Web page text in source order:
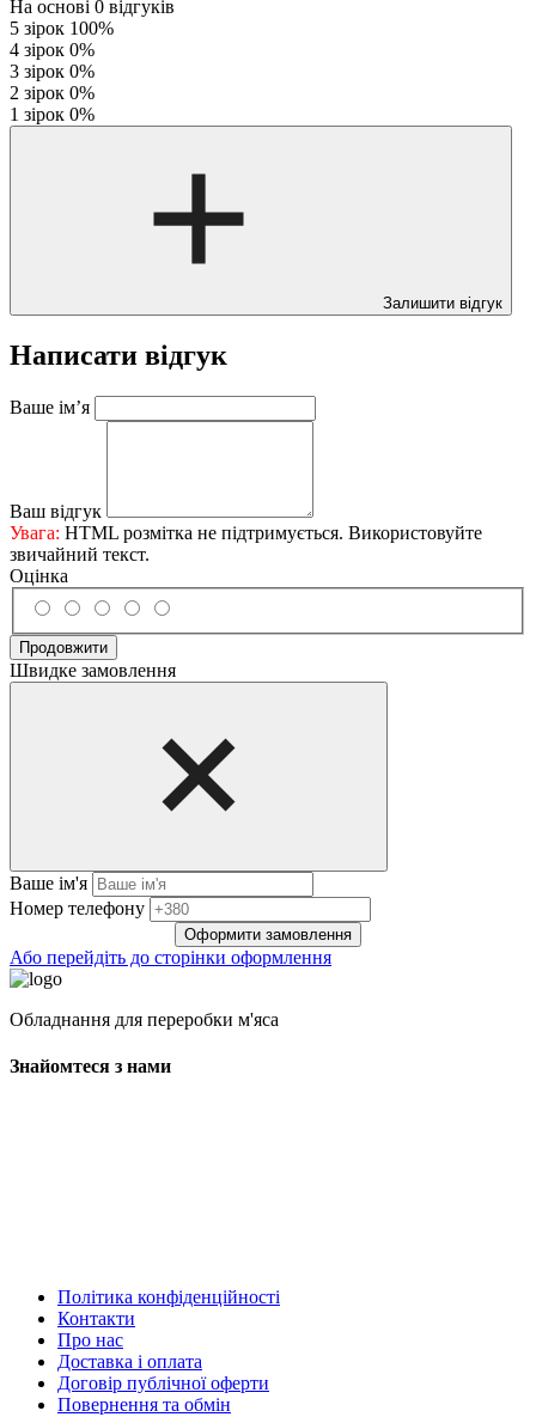
На основі 0 відгуків
5 зірок 100%
4 зірок 0%
3 зірок 0%
2 зірок 0%
1 зірок 0%
Залишити відгук
Написати відгук
Ваше ім’я
Ваш відгук
Увага: HTML розмітка не підтримується. Використовуйте
звичайний текст.
Оцінка
Продовжити
Швидке замовлення
Ваше ім'я
Нoмep тeлeфoнy
Оформити замовлення
Або перейдіть до сторінки оформлення
Обладнання для переробки м'яса
Знайомтеся з нами
Політика конфіденційності
Контакти
Про нас
Доставка і оплата
Договір публічної оферти
Повернення та обмін